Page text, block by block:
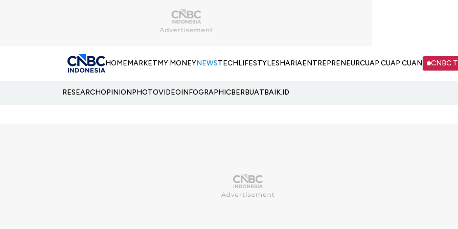
HOMEMARKETMY MONEYNEWSTECHLIFESTYLESHARIAENTREPRENEURCUAP CUAP CUAN CNBC
RESEARCHOPINIONPHOTOVIDEOINFOGRAPHICBERBUATBAIK.ID